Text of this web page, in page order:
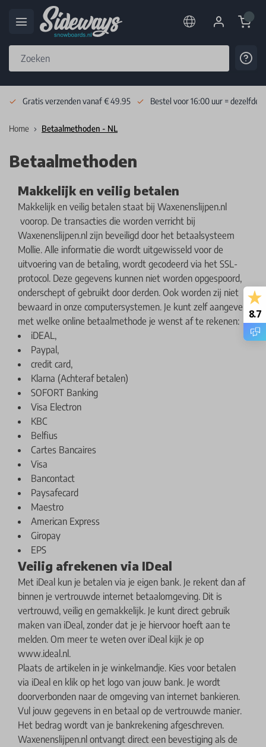
Cart
Gratis verzenden vanaf € 49.95 Bestel voor 16:00 uur = dezelfde
Home Betaalmethoden - NL
Betaalmethoden
Makkelijk en veilig betalen
Makkelijk en veilig betalen staat bij Waxenenslijpen.nl
voorop. De transacties die worden verricht bij
Waxenenslijpen.nl zijn beveiligd door het betaalsysteem
Mollie. Alle informatie die wordt uitgewisseld voor de
uitvoering van de betaling, wordt gecodeerd via het SSL-
protocol. Deze gegevens kunnen niet worden opgespoord,
onderschept of gebruikt door derden. Ook worden zij niet
bewaard in onze computersystemen. Je kunt zelf aangeven
met welke online betaalmethode je wenst af te rekenen:
iDEAL,
Paypal,
credit card,
Klarna (Achteraf betalen)
SOFORT Banking
Visa Electron
KBC
Belfius
Cartes Bancaires
Visa
Bancontact
Paysafecard
Maestro
American Express
Giropay
EPS
Veilig afrekenen via IDeal
Met iDeal kun je betalen via je eigen bank. Je rekent dan af
binnen je vertrouwde internet betaalomgeving. Dit is
vertrouwd, veilig en gemakkelijk. Je kunt direct gebruik
maken van iDeal, zonder dat je je hiervoor hoeft aan te
melden. Om meer te weten over iDeal kijk je op
www.ideal.nl.
Plaats de artikelen in je winkelmandje. Kies voor betalen
via iDeal en klik op het logo van jouw bank. Je wordt
doorverbonden naar de omgeving van internet bankieren.
Vul jouw gegevens in en betaal op de vertrouwde manier.
Het bedrag wordt van je bankrekening afgeschreven.
Waxenenslijpen.nl ontvangt direct een bevestiging als de
8.7